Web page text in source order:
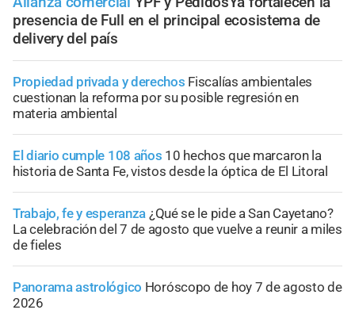
presencia de Full en el principal ecosistema de
delivery del país
Propiedad privada y derechos Fiscalías ambientales
cuestionan la reforma por su posible regresión en
materia ambiental
El diario cumple 108 años 10 hechos que marcaron la
historia de Santa Fe, vistos desde la óptica de El Litoral
Trabajo, fe y esperanza ¿Qué se le pide a San Cayetano?
La celebración del 7 de agosto que vuelve a reunir a miles
de fieles
Panorama astrológico Horóscopo de hoy 7 de agosto de
2026